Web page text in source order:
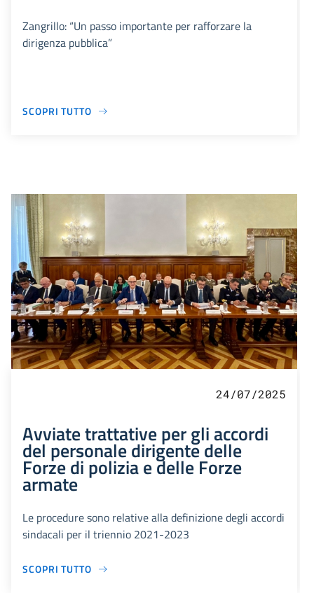
Zangrillo: “Un passo importante per rafforzare la
dirigenza pubblica”
SCOPRI TUTTO
24/07/2025
Avviate trattative per gli accordi
del personale dirigente delle
Forze di polizia e delle Forze
armate
Le procedure sono relative alla definizione degli accordi
sindacali per il triennio 2021-2023
SCOPRI TUTTO